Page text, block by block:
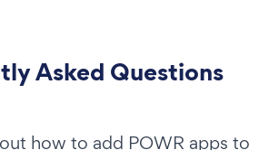
Asked Questions
how to add POWR apps to